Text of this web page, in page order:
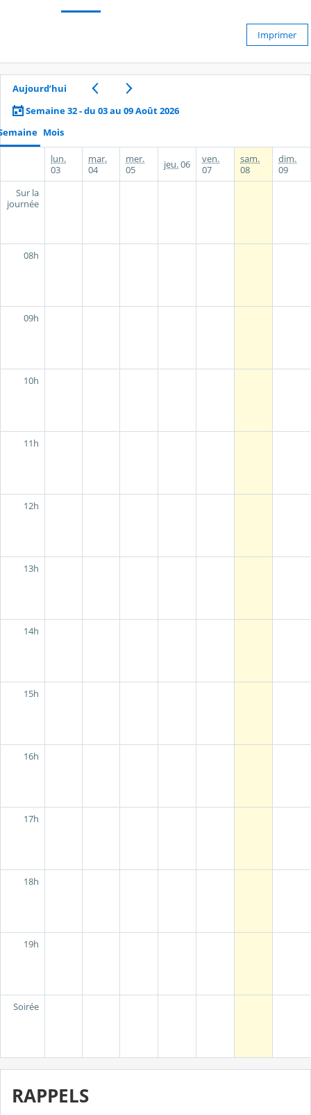
Imprimer
Aujourd’hui
Semaine 32 - du 03 au 09 Août 2026
Mois
lun.
03
mar.
04
mer.
05
jeu.06
ven.
07
sam.
08
dim.
09
Sur la
journée
08h
09h
10h
11h
12h
13h
14h
15h
16h
17h
18h
19h
Soirée
RAPPELS